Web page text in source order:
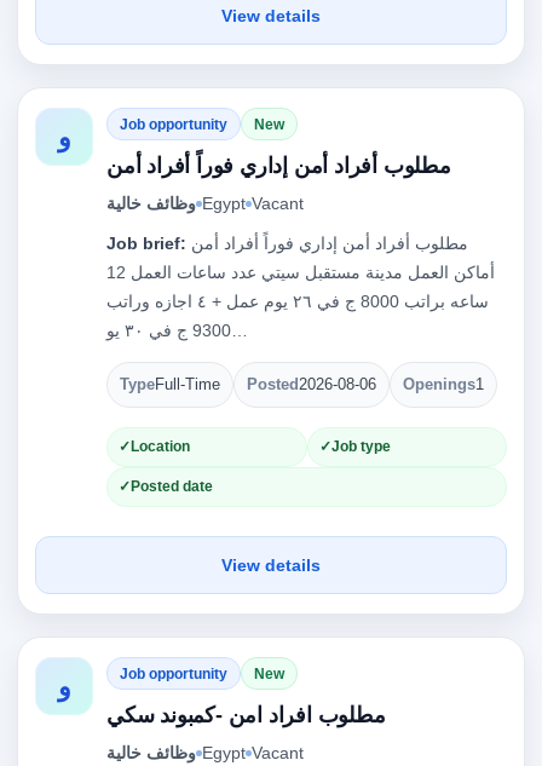
View details
و Job opportunity New
مطلوب أفراد أمن إداري فوراً أفراد أمن
وظائف خالية Egypt Vacant
Job brief:
أماكن العمل مدينة مستقبل سيتي عدد ساعات العمل 12
ساعه براتب 8000 ج في ٢٦ يوم عمل + ٤ اجازه وراتب
TypeFull-Time Posted2026-08-06 Openings1
Location Job type
Posted date
View details
و Job opportunity New
مطلوب افراد امن -كمبوند سكي
وظائف خالية Egypt Vacant